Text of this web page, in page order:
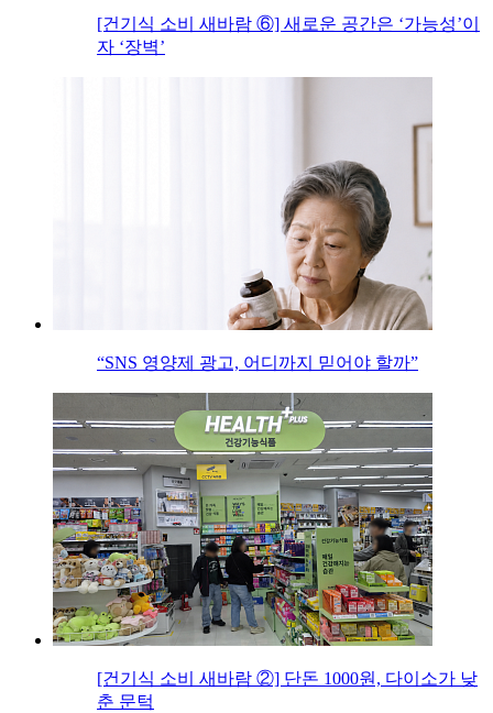
[건기식 소비 새바람 ⑥] 새로운 공간은 ‘가능성’이
자 ‘장벽’
“SNS 영양제 광고, 어디까지 믿어야 할까”
[건기식 소비 새바람 ②] 단돈 1000원, 다이소가 낮
춘 문턱